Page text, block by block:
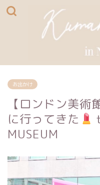
お出かけ
【ロンドン美
に行ってきた
MUSEUM